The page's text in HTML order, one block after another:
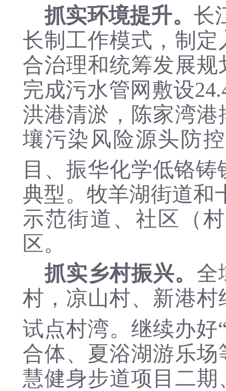
抓实环境提升。 长
长制工作模式，制
合治理和统筹发展
完成污水管网敷设
洪港清淤，陈家湾
壤污染风险源头防
目、振华化学低铬
典型。牧羊湖街道和
示范街道、社区（
区。
抓实乡村振兴。 全
村 ，凉山村、新港
试点村湾。 继续办好
合体、 夏浴湖游乐场
慧健身步道项目二期